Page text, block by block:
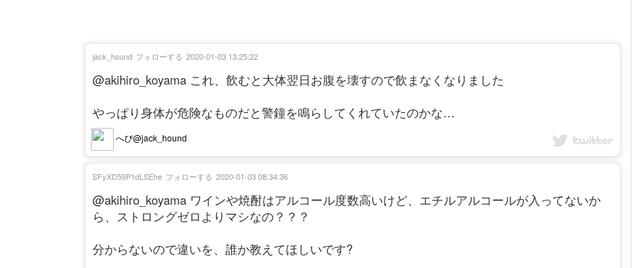
@akihiro_koyama これ、飲むと大体翌日お腹を壊すので飲まなくなりました
やっぱり身体が危険なものだと警鐘を鳴らしてくれていたのかな…
へび@jack_hound
jack_hound フォローする 2020-01-03 13:25:22
@akihiro_koyama ワインや焼酎はアルコール度数高いけど、エチルアルコールが入ってないか
ら、ストロングゼロよりマシなの？？？
分からないので違いを、誰か教えてほしいです?
SFyXD59P1dLSEhe フォローする 2020-01-03 08:34:36